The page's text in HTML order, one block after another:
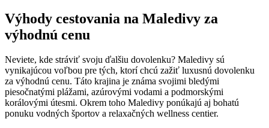
Výhody cestovania na Maledivy za
výhodnú cenu
Neviete, kde stráviť svoju ďalšiu dovolenku? Maledivy sú
vynikajúcou voľbou pre tých, ktorí chcú zažiť luxusnú dovolenku
za výhodnú cenu. Táto krajina je známa svojimi bledými
piesočnatými plážami, azúrovými vodami a podmorskými
korálovými útesmi. Okrem toho Maledivy ponúkajú aj bohatú
ponuku vodných športov a relaxačných wellness centier.